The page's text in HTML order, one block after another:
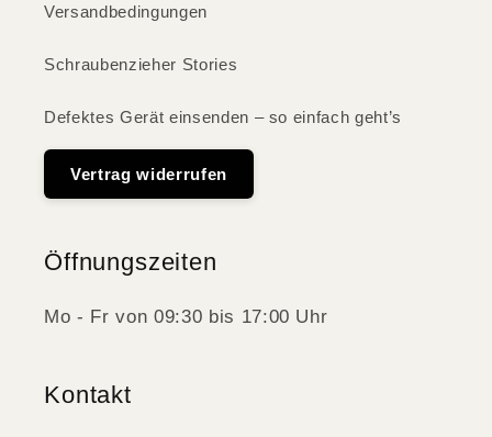
Versandbedingungen
Schraubenzieher Stories
Defektes Gerät einsenden – so einfach geht’s
Vertrag widerrufen
Öffnungszeiten
Mo - Fr von 09:30 bis 17:00 Uhr
Kontakt